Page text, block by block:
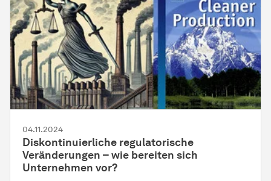
04.11.2024
Diskontinuierliche regulatorische
Veränderungen – wie bereiten sich
Unternehmen vor?